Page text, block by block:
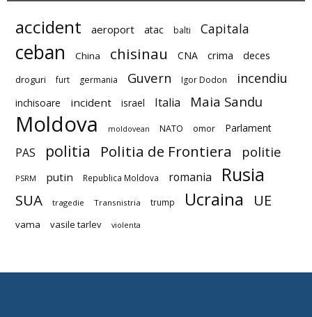
accident aeroport atac balti Capitala
ceban China chisinau CNA crima deces
droguri furt germania Guvern Igor Dodon incendiu
inchisoare incident israel Italia Maia Sandu
Moldova moldovean NATO omor Parlament
PAS politia Politia de Frontiera politie
PSRM putin Republica Moldova romania Rusia
SUA tragedie Transnistria trump Ucraina UE
vama vasile tarlev violenta